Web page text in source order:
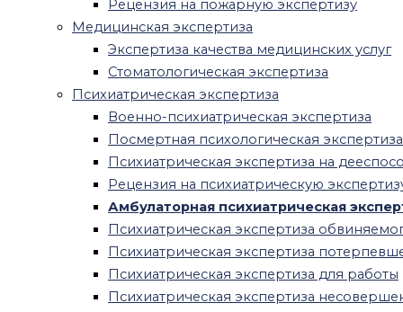
Рецензия на пожарную экспертизу
Медицинская экспертиза
Экспертиза качества медицинских услуг
Стоматологическая экспертиза
Психиатрическая экспертиза
Военно-психиатрическая экспертиза
Посмертная психологическая экспертиза
Психиатрическая экспертиза на
Рецензия на психиатрическую
Амбулаторная психиатрическая
Психиатрическая экспертиза
Психиатрическая экспертиза
Психиатрическая экспертиза для работы
Психиатрическая экспертиза
Вопросы и ответы
Блог
Контакты
Оценка
Оценка недвижимости
Оценка зданий и сооружений
Оценка коммерческой недвижимости
Оценка офисов
Оценка складской недвижимости
Оценка земельного участка
Оценка недостроя
Оценка стоимости дома